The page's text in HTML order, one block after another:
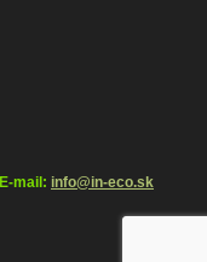
E-mail: info@in-eco.sk